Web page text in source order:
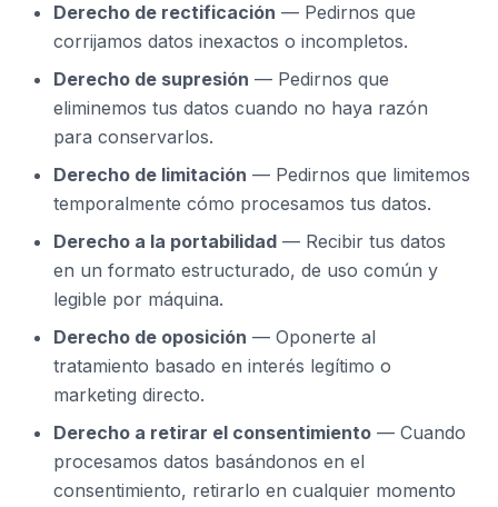
Derecho de rectificación — Pedirnos que
corrijamos datos inexactos o incompletos.
Derecho de supresión — Pedirnos que
eliminemos tus datos cuando no haya razón
para conservarlos.
Derecho de limitación — Pedirnos que limitemos
temporalmente cómo procesamos tus datos.
Derecho a la portabilidad — Recibir tus datos
en un formato estructurado, de uso común y
legible por máquina.
Derecho de oposición — Oponerte al
tratamiento basado en interés legítimo o
marketing directo.
Derecho a retirar el consentimiento — Cuando
procesamos datos basándonos en el
consentimiento, retirarlo en cualquier momento